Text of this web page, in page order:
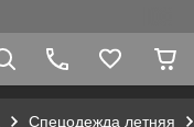
Спецодежда летняя